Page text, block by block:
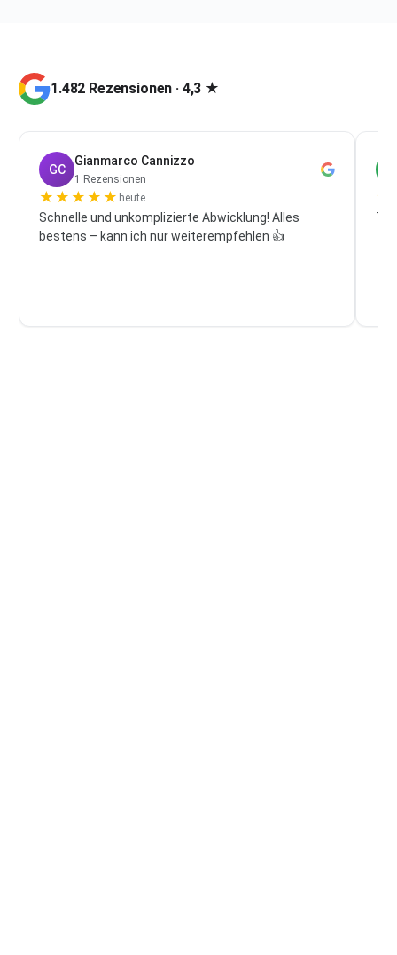
1.482 Rezensionen · 4,3 ★
GC
Gianmarco Cannizzo
1 Rezensionen
★ ★ ★ ★ ★ heute
Schnelle und unkomplizierte Abwicklung! Alles
bestens – kann ich nur weiterempfehlen 👍
★